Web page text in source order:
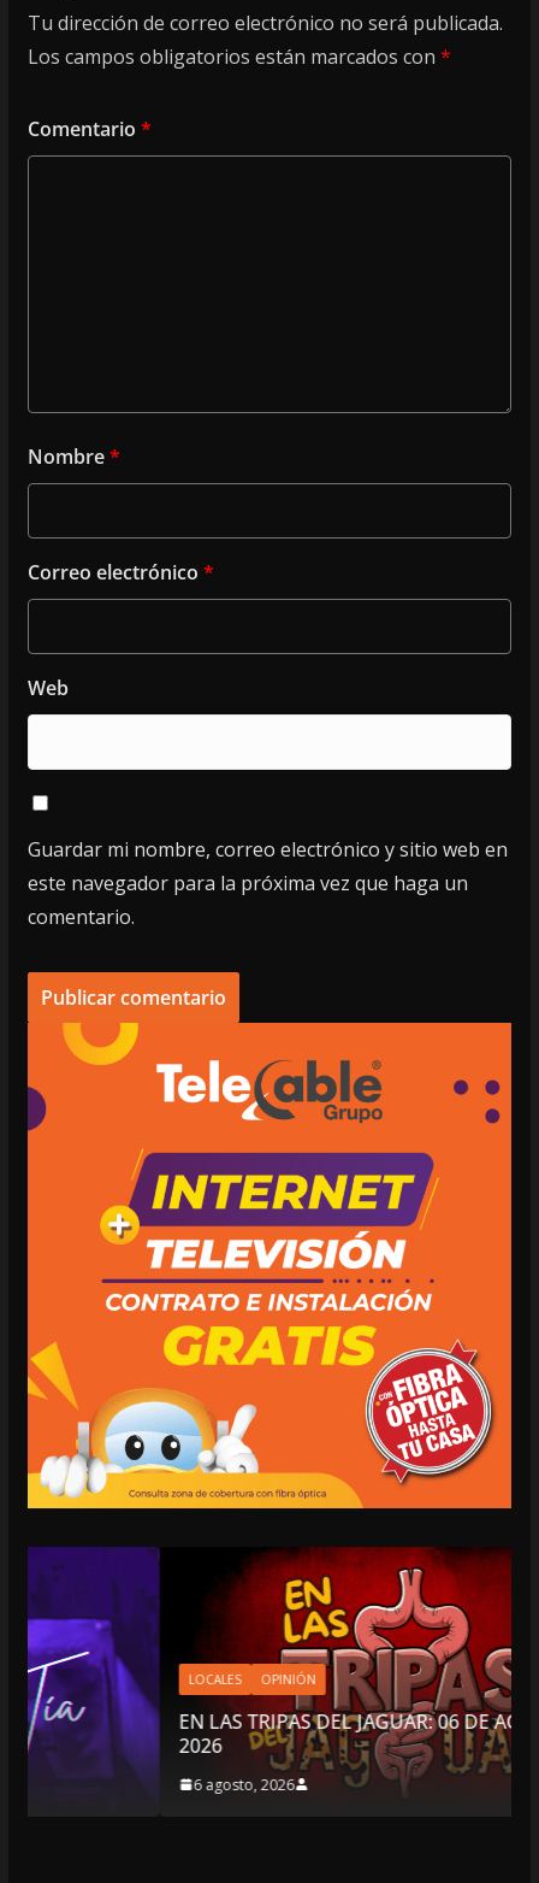
Tu dirección de correo electrónico no será publicada.
Los campos obligatorios están marcados con *
Comentario *
Nombre*
Correo electrónico *
Web
Guardar mi nombre, correo electrónico y sitio web en
este navegador para la próxima vez que haga un
comentario.
LOCALES OPINIÓN
EN LAS TRIPAS DEL JAGUAR: 06 DE AGOSTO DE
2026
6 agosto, 2026